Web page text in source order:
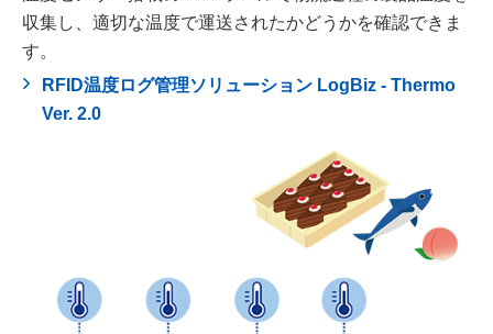
収集し、適切な温度で運送されたかどうかを確認できま
す。
RFID温度ログ管理ソリューション LogBiz - Thermo
Ver. 2.0